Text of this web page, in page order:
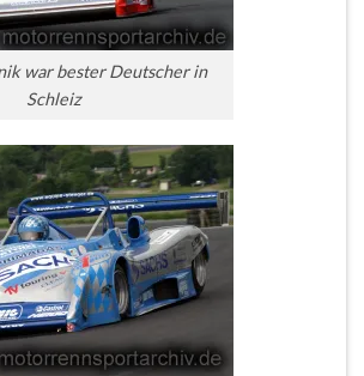
war bester Deutscher in
Schleiz